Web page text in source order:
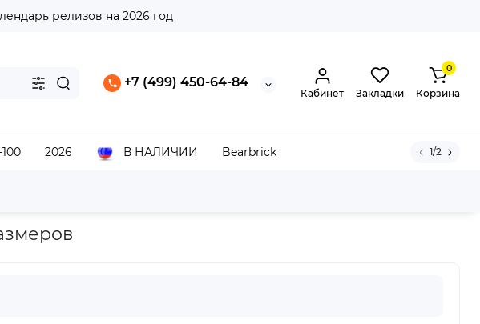
релизов на 2026 год
+7 (499) 450-64-84
Кабинет Закладки
0
Корзина
2026 В НАЛИЧИИ Bearbrick 1/2